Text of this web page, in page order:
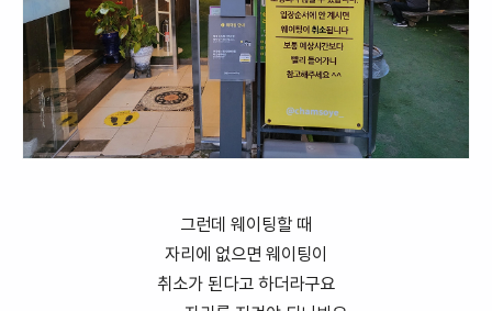
그런데 웨이팅할 때
자리에 없으면 웨이팅이
취소가 된다고 하더라구요